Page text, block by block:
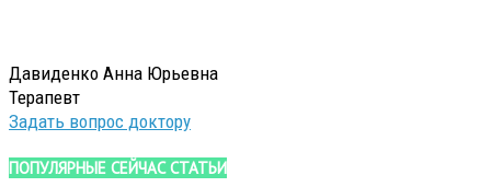
Давиденко Анна Юрьевна
Терапевт
Задать вопрос доктору
ПОПУЛЯРНЫЕ СЕЙЧАС СТАТЬИ